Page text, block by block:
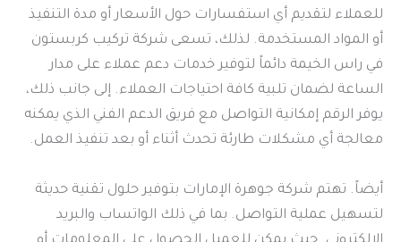
للعملاء لتقديم أي استفسارات حول الأسعار أو مدة التنفيذ
أو المواد المستخدمة. لذلك، تسعى شركة تركيب كربستون
في راس الخيمة دائماً لتوفير خدمات دعم عملاء على مدار
الساعة لضمان تلبية كافة احتياجات العملاء. إلى جانب ذلك،
يوفر الرقم إمكانية التواصل مع فريق الدعم الفني الذي يمكنه
معالجة أي مشكلات طارئة تحدث أثناء أو بعد تنفيذ العمل.
أيضاً. تهتم شركة جوهرة الإمارات بتوفير حلول تقنية حديثة
لتسهيل عملية التواصل. بما في ذلك الواتساب والبريد